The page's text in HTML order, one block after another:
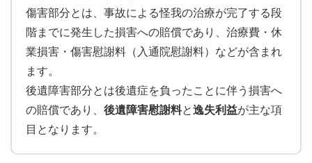
傷害部分とは、事故による怪我の治療が完了する段
階までに発生した損害への賠償であり、治療費・休
業損害・傷害慰謝料（入通院慰謝料）などが含まれ
ます。
後遺障害部分とは後遺症を負ったことに伴う損害へ
の賠償であり、 後遺障害慰謝料と逸失利益が主な項
目となります。